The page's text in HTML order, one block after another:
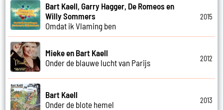
Bart Kaell, Garry Hagger, De Romeos en
Willy Sommers
Omdat ik Vlaming ben
2015
Mieke en Bart Kaell
Onder de blauwe lucht van Parijs
2012
Bart Kaell
Onder de blote hemel
2013